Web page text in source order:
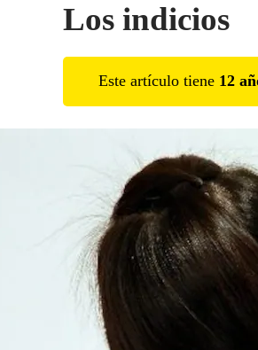
Los indicios
Este artículo tiene 12